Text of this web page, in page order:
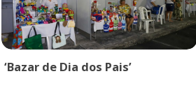
‘Bazar de Dia dos Pais’